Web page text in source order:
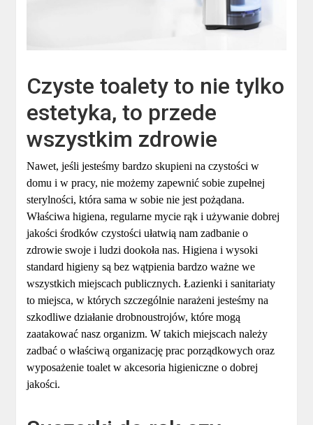
Czyste toalety to nie tylko
estetyka, to przede
wszystkim zdrowie
Nawet, jeśli jesteśmy bardzo skupieni na czystości w
domu i w pracy, nie możemy zapewnić sobie zupełnej
sterylności, która sama w sobie nie jest pożądana.
Właściwa higiena, regularne mycie rąk i używanie dobrej
jakości środków czystości ułatwią nam zadbanie o
zdrowie swoje i ludzi dookoła nas. Higiena i wysoki
standard higieny są bez wątpienia bardzo ważne we
wszystkich miejscach publicznych. Łazienki i sanitariaty
to miejsca, w których szczególnie narażeni jesteśmy na
szkodliwe działanie drobnoustrojów, które mogą
zaatakować nasz organizm. W takich miejscach należy
zadbać o właściwą organizację prac porządkowych oraz
wyposażenie toalet w akcesoria higieniczne o dobrej
jakości.